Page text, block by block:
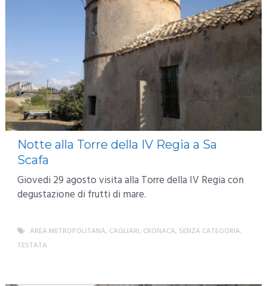
Notte alla Torre della IV Regia a Sa
Scafa
Giovedi 29 agosto visita alla Torre della IV Regia con
degustazione di frutti di mare.
AREA METROPOLITANA, CAGLIARI, CRONACA, SENZA CATEGORIA,
TESTATA